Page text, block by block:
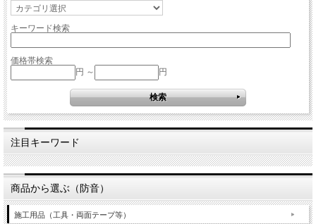
キーワード検索
価格帯検索
円 ～
円
注目キーワード
商品から選ぶ（防音）
施工用品（工具・両面テープ等）